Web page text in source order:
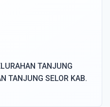
TANJUNG
TANJUNG SELOR KAB.